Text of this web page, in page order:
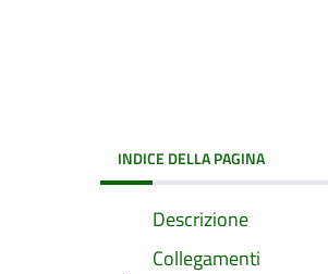
INDICE DELLA PAGINA
Descrizione
Collegamenti